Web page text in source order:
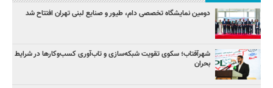
دومین نمایشگاه تخصصی دام، طیور و صنایع لبنی تهران افتتاح شد
شهرآفتاب؛ سکوی تقویت شبکه‌سازی و تاب‌آوری کسب‌وکارها در شرایط
بحران